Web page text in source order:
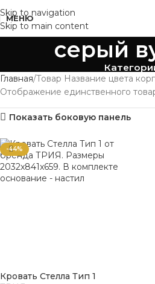
Skip to navigation
Skip to main content
МЕНЮ
серый
Главная Товар Название цвета
Отображение единственного
Показать боковую панель
-44%
Кровать Стелла Тип 1